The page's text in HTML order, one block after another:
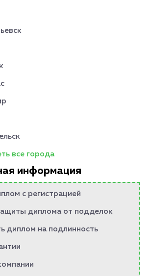
все города
информация
с регистрацией
диплома от подделок
диплом на подлинность